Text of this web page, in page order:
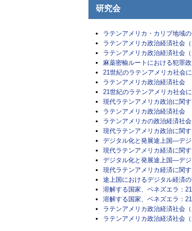
研究会
ラテンアメリカ・カリブ地域
ラテンアメリカ政治経済社会
ラテンアメリカ政治経済社会
麻薬密輸ルートにおける犯罪
21世紀のラテンアメリカ社会
ラテンアメリカ政治経済社会
21世紀のラテンアメリカ社会
現代ラテンアメリカ政治に関
ラテンアメリカ政治経済社会
ラテンアメリカの政治経済社会
現代ラテンアメリカ政治に関
デジタル化と発展途上国―デ
現代ラテンアメリカ経済に関
デジタル化と発展途上国―デ
現代ラテンアメリカ経済に関
途上国におけるデジタル経済
溶解する国家、ベネズエラ：
溶解する国家、ベネズエラ：
ラテンアメリカ政治経済社会（
ラテンアメリカ政治経済社会（